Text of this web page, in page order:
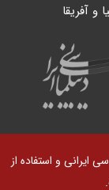
و آفریقا
ایرانی و استفاده از